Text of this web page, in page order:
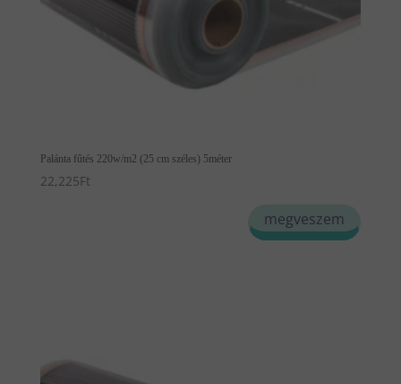
Palánta fűtés 220w/m2 (25 cm széles) 5méter
22,225Ft
megveszem